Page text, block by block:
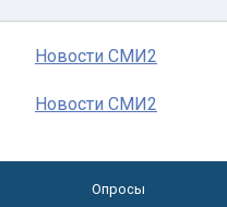
Новости СМИ2
Новости СМИ2
Опросы